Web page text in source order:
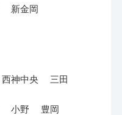
新金岡
西神中央 三田
小野 豊岡